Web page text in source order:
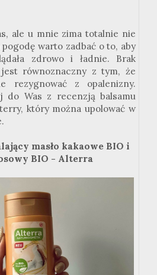
ale u mnie zima totalnie nie
warto zadbać o to, aby
zdrowo i ładnie. Brak
równoznaczny z tym, że
rezygnować z opalenizny.
do Was z recenzją balsamu
który można upolować w
masło kakaowe BIO i
BIO - Alterra